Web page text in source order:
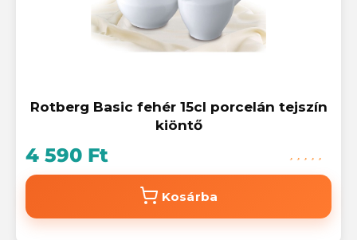
Rotberg Basic fehér 15cl porcelán tejszín
kiöntő
4 590 Ft
Kosárba